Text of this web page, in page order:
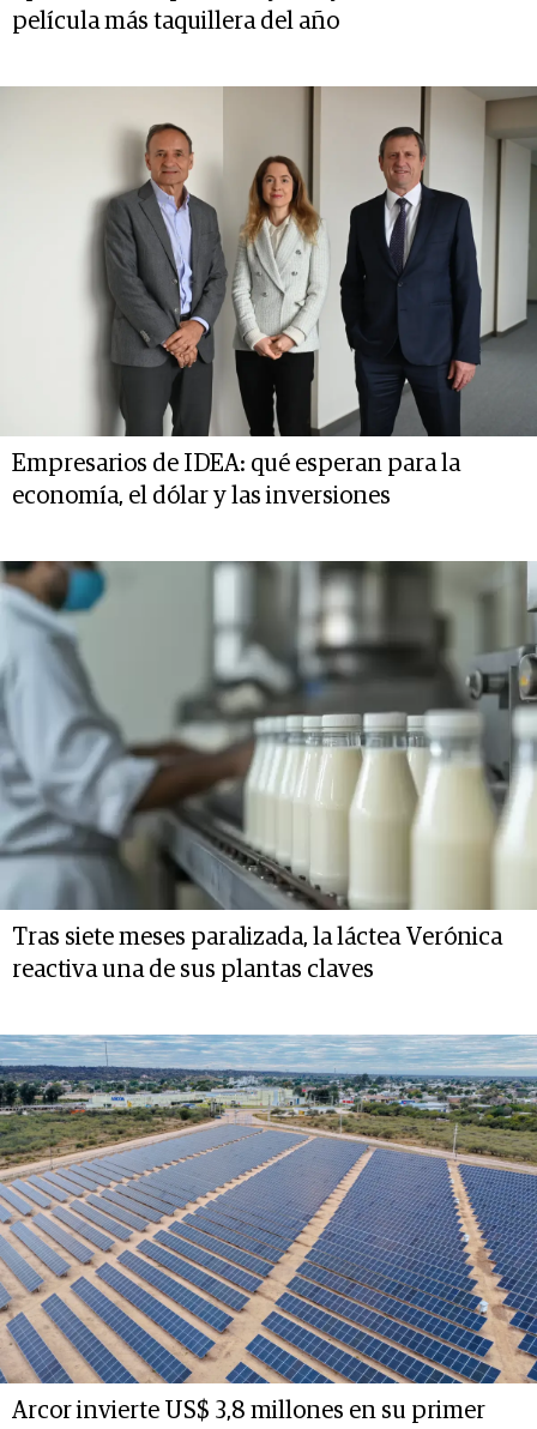
película más taquillera del año
Empresarios de IDEA: qué esperan para la
economía, el dólar y las inversiones
Tras siete meses paralizada, la láctea Verónica
reactiva una de sus plantas claves
Arcor invierte US$ 3,8 millones en su primer